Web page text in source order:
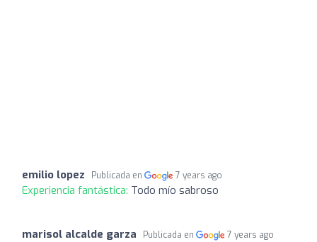
emilio lopez Publicada en 7 years ago
Experiencia fantástica: Todo mío sabroso
marisol alcalde garza Publicada en 7 years ago